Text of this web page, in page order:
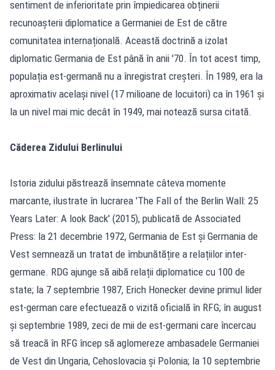
sentiment de inferioritate prin împiedicarea obținerii
recunoașterii diplomatice a Germaniei de Est de către
comunitatea internațională. Această doctrină a izolat
diplomatic Germania de Est până în anii '70. În tot acest timp,
populația est-germană nu a înregistrat creșteri. În 1989, era la
aproximativ același nivel (17 milioane de locuitori) ca în 1961 și
la un nivel mai mic decât în 1949, mai notează sursa citată.
Căderea Zidului Berlinului
Istoria zidului păstrează însemnate câteva momente
marcante, ilustrate în lucrarea 'The Fall of the Berlin Wall: 25
Years Later: A look Back' (2015), publicată de Associated
Press: la 21 decembrie 1972, Germania de Est și Germania de
Vest semnează un tratat de îmbunătățire a relațiilor inter-
germane. RDG ajunge să aibă relații diplomatice cu 100 de
state; la 7 septembrie 1987, Erich Honecker devine primul lider
est-german care efectuează o vizită oficială în RFG; în august
și septembrie 1989, zeci de mii de est-germani care încercau
să treacă în RFG încep să aglomereze ambasadele Germaniei
de Vest din Ungaria, Cehoslovacia și Polonia; la 10 septembrie